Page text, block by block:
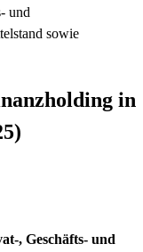
und
sowie
in
, Geschäfts- und